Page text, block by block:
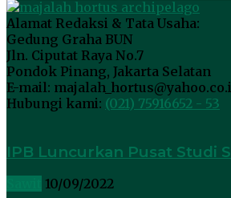
Alamat Redaksi & Tata Usaha:
Gedung Graha BUN
Jln. Ciputat Raya No.7
Pondok Pinang, Jakarta Selatan
E-mail:
Hubungi kami: (021) 75916652 - 53
IPB Luncurkan Pusat Studi
10/09/2022